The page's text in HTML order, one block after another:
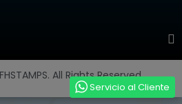
Servicio al Cliente
All Rights Reserved.